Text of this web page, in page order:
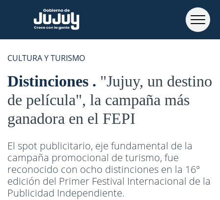
CULTURA Y TURISMO
Distinciones
"Jujuy, un destino
de película", la campaña más
ganadora en el FEPI
El spot publicitario, eje fundamental de la
campaña promocional de turismo, fue
reconocido con ocho distinciones en la 16°
edición del Primer Festival Internacional de la
Publicidad Independiente.